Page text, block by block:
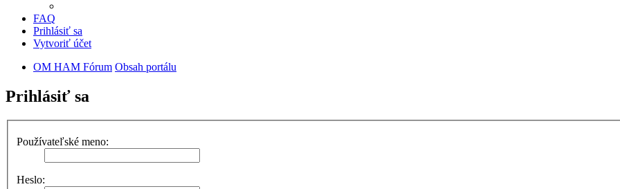
FAQ
Prihlásiť sa
Vytvoriť účet
OM HAM Fórum Obsah portálu
Prihlásiť sa
Používateľské meno:
Heslo: